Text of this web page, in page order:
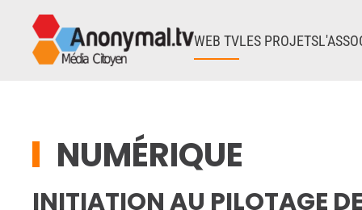
Accéder au contenu principal
WEB TVLES PROJETS
NUMÉRIQUE
INITIATION AU PILOTAGE